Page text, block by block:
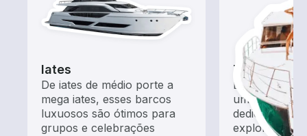
Iates
De iates de médio porte a
mega iates, esses barcos
luxuosos são ótimos para
grupos e celebrações
Tours
Explore as
um aluguel
dedicado a
exploração